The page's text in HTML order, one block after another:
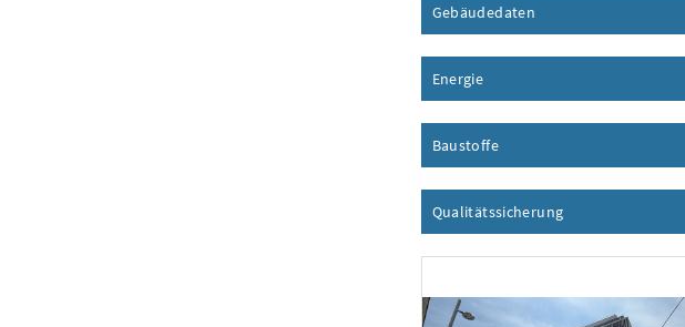
Gebäudedaten
Energie
BaustoffeInhalt aufklappen
Qualitätssicherung